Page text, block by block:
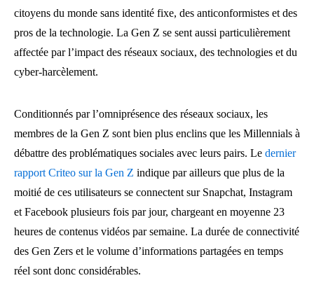
citoyens du monde sans identité fixe, des anticonformistes et des
pros de la technologie. La Gen Z se sent aussi particulièrement
affectée par l’impact des réseaux sociaux, des technologies et du
cyber-harcèlement.
Conditionnés par l’omniprésence des réseaux sociaux, les
membres de la Gen Z sont bien plus enclins que les Millennials à
débattre des problématiques sociales avec leurs pairs. Le dernier
rapport Criteo sur la Gen Z indique par ailleurs que plus de la
moitié de ces utilisateurs se connectent sur Snapchat, Instagram
et Facebook plusieurs fois par jour, chargeant en moyenne 23
heures de contenus vidéos par semaine. La durée de connectivité
des Gen Zers et le volume d’informations partagées en temps
réel sont donc considérables.